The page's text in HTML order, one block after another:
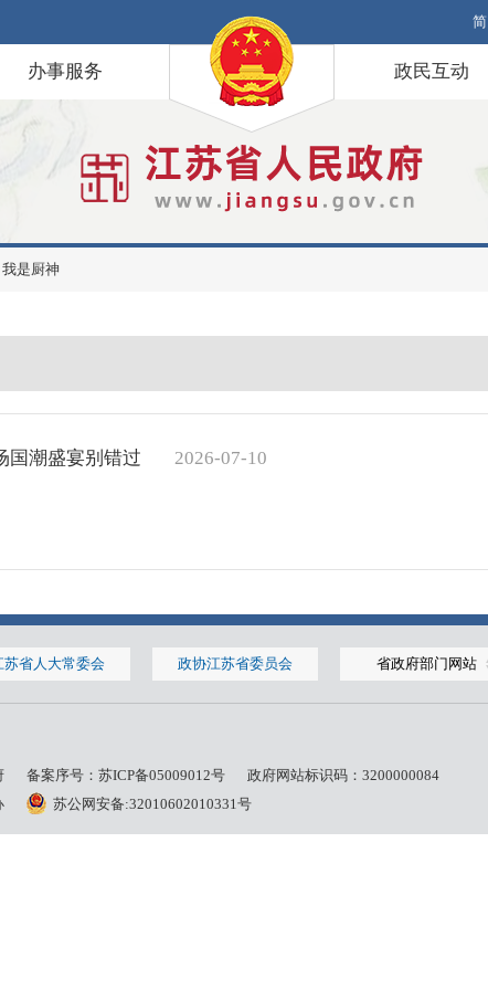
简
办事服务 政民互动
我是厨神
国潮盛宴别错过 2026-07-10
苏省人大常委会 政协江苏省委员会 省政府部门网站
备案序号： 苏ICP备05009012号
政府网站标识码：3200000084
苏公网安备:32010602010331号